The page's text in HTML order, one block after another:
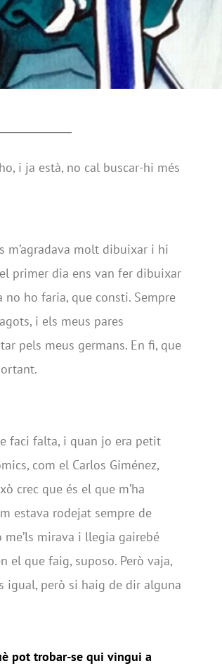
i ja està, no cal buscar-hi més
m’agradava molt dibuixar i hi
primer dia ens van fer dibuixar
ho faria, que consti. Sempre
i els meus pares
pels meus germans. En fi, que
faci falta, i quan jo era petit
com el Carlos Giménez,
crec que és el que m’ha
estava rodejat sempre de
mirava i llegia gairebé
el que faig, suposo. Però vaja,
igual, però si haig de dir alguna
pot trobar-se qui vingui a